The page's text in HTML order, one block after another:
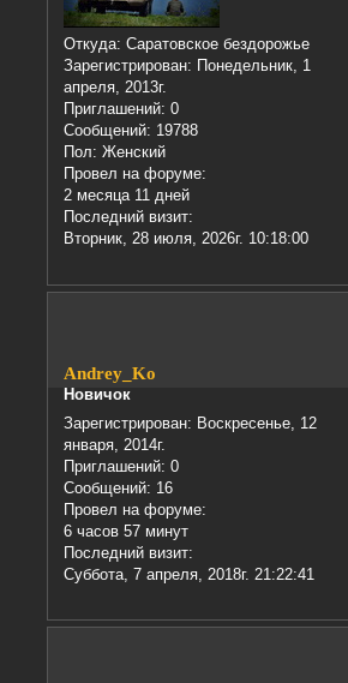
Откуда: Саратовское бездорожье
Зарегистрирован: Понедельник, 1
апреля, 2013г.
Приглашений: 0
Сообщений: 19788
Пол: Женский
Провел на форуме:
2 месяца 11 дней
Последний визит:
Вторник, 28 июля, 2026г. 10:18:00
Andrey_Ko
Новичок
Зарегистрирован: Воскресенье, 12
января, 2014г.
Приглашений: 0
Сообщений: 16
Провел на форуме:
6 часов 57 минут
Последний визит:
Суббота, 7 апреля, 2018г. 21:22:41